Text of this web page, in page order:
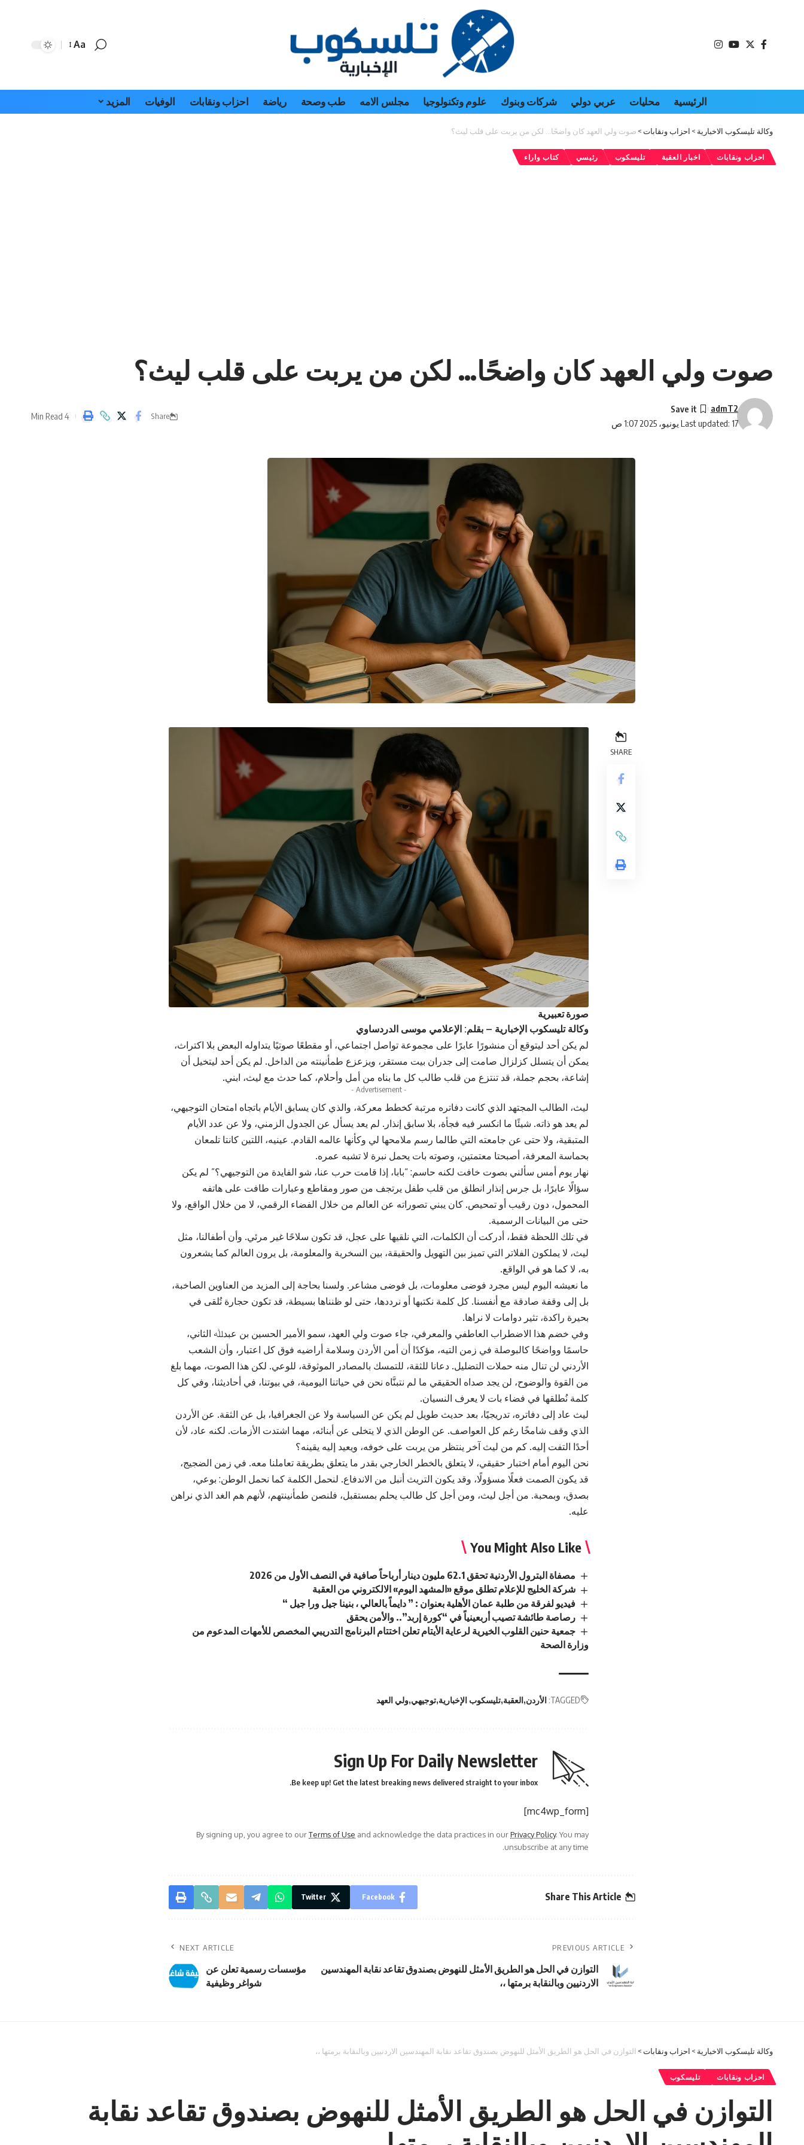
Font
Aa
الرئيسية محليات عربي دولي شركات وبنوك علوم وتكنولوجيا مجلس الامه طب وصحة رياضة احزاب ونقابات الوفيات المزيد
وكالة تليسكوب الاخبارية > احزاب ونقابات> صوت ولي العهد كان واضحًا… لكن من يربت على قلب ليث؟
احزاب ونقابات اخبار العقبة تليسكوب رئيسي كتاب واراء
صوت ولي العهد كان واضحًا… لكن من يربت على قلب ليث؟
Last updated: 17 يونيو، 2025 1:07 ص
admT2
Share
4 Min Read
SHARE
صورة تعبيرية
وكالة تليسكوب الإخبارية – بقلم: الإعلامي موسى الدردساوي
لم يكن أحد ليتوقع أن منشورًا عابرًا على مجموعة تواصل اجتماعي، أو مقطعًا صوتيًا يتداوله البعض بلا اكتراث،
يمكن أن يتسلل كزلزال صامت إلى جدران بيت مستقر، ويزعزع طمأنينته من الداخل. لم يكن أحد ليتخيل أن
إشاعة، بحجم جملة، قد تنتزع من قلب طالب كل ما بناه من أمل وأحلام، كما حدث مع ليث، ابني.
- Advertisement -
ليث، الطالب المجتهد الذي كانت دفاتره مرتبة كخطط معركة، والذي كان يسابق الأيام باتجاه امتحان التوجيهي،
لم يعد هو ذاته. شيئًا ما انكسر فيه فجأة، بلا سابق إنذار. لم يعد يسأل عن الجدول الزمني، ولا عن عدد الأيام
المتبقية، ولا حتى عن جامعته التي طالما رسم ملامحها لي وكأنها عالمه القادم. عينيه، اللتين كانتا تلمعان
بحماسة المعرفة، أصبحتا معتمتين، وصوته بات يحمل نبرة لا تشبه عمره.
نهار يوم أمس سألني بصوت خافت لكنه حاسم: “بابا، إذا قامت حرب عنا، شو الفايدة من التوجيهي؟” لم يكن
سؤالًا عابرًا، بل جرس إنذار انطلق من قلب طفل يرتجف من صور ومقاطع وعبارات طافت على هاتفه
المحمول، دون رقيب أو تمحيص. كان يبني تصوراته عن العالم من خلال الفضاء الرقمي، لا من خلال الواقع، ولا
حتى من البيانات الرسمية.
في تلك اللحظة فقط، أدركت أن الكلمات، التي نلقيها على عجل، قد تكون سلاحًا غير مرئي. وأن أطفالنا، مثل
ليث، لا يملكون الفلاتر التي تميز بين التهويل والحقيقة، بين السخرية والمعلومة، بل يرون العالم كما يشعرون
به، لا كما هو في الواقع.
ما نعيشه اليوم ليس مجرد فوضى معلومات، بل فوضى مشاعر. ولسنا بحاجة إلى المزيد من العناوين الصاخبة،
بل إلى وقفة صادقة مع أنفسنا. كل كلمة نكتبها أو نرددها، حتى لو ظنناها بسيطة، قد تكون حجارة تُلقى في
بحيرة راكدة، تثير دوامات لا نراها.
وفي خضم هذا الاضطراب العاطفي والمعرفي، جاء صوت ولي العهد، سمو الأمير الحسين بن عبدﷲ الثاني،
حاسمًا وواضحًا كالبوصلة في زمن التيه، مؤكدًا أن أمن الأردن وسلامة أراضيه فوق كل اعتبار، وأن الشعب
الأردني لن تنال منه حملات التضليل. دعانا للثقة، للتمسك بالمصادر الموثوقة، للوعي. لكن هذا الصوت، مهما بلغ
من القوة والوضوح، لن يجد صداه الحقيقي ما لم نتبنَّاه نحن في حياتنا اليومية، في بيوتنا، في أحاديثنا، وفي كل
كلمة نُطلقها في فضاء بات لا يعرف النسيان.
ليث عاد إلى دفاتره، تدريجيًا، بعد حديث طويل لم يكن عن السياسة ولا عن الجغرافيا، بل عن الثقة. عن الأردن
الذي وقف شامخًا رغم كل العواصف. عن الوطن الذي لا يتخلى عن أبنائه، مهما اشتدت الأزمات. لكنه عاد، لأن
أحدًا التفت إليه. كم من ليث آخر ينتظر من يربت على خوفه، ويعيد إليه يقينه؟
نحن اليوم أمام اختبار حقيقي، لا يتعلق بالخطر الخارجي بقدر ما يتعلق بطريقة تعاملنا معه. في زمن الضجيج،
قد يكون الصمت فعلًا مسؤولًا، وقد يكون التريث أنبل من الاندفاع. لنحمل الكلمة كما نحمل الوطن: بوعي،
بصدق، وبمحبة. من أجل ليث، ومن أجل كل طالب يحلم بمستقبل، فلنصن طمأنينتهم، لأنهم هم الغد الذي نراهن
عليه.
You Might Also Like
مصفاة البترول الأردنية تحقق 62.1 مليون دينار أرباحاً صافية في النصف الأول من 2026
شركة الخليج للإعلام تطلق موقع «المشهد اليوم» الالكتروني من العقبة
فيديو لفرقة من طلبة عمان الأهلية بعنوان : ” دايماً بالعالي ، بنينا جيل ورا جيل “
رصاصة طائشة تصيب أربعينياً في “كورة إربد”.. والأمن يحقق
جمعية حنين القلوب الخيرية لرعاية الأيتام تعلن اختتام البرنامج التدريبي المخصص للأمهات المدعوم من
وزارة الصحة
TAGGED: الأردن العقبة تليسكوب الإخبارية توجيهي ولي العهد
Sign Up For Daily Newsletter
Be keep up! Get the latest breaking news delivered straight to your inbox.
[mc4wp_form]
By signing up, you agree to ourTerms of Use and acknowledge the data practices in ourPrivacy Policy. You may
unsubscribe at any time.
Share This Article
Facebook
Twitter
PREVIOUS ARTICLE
التوازن في الحل هو الطريق الأمثل للنهوض بصندوق تقاعد نقابة المهندسين
الاردنيين وبالنقابة برمتها ،،
NEXT ARTICLE
مؤسسات رسمية تعلن عن
شواغر وظيفية
وكالة تليسكوب الاخبارية > احزاب ونقابات> التوازن في الحل هو الطريق الأمثل للنهوض بصندوق تقاعد نقابة المهندسين الاردنيين وبالنقابة برمتها ،،
احزاب ونقابات تليسكوب
التوازن في الحل هو الطريق الأمثل للنهوض بصندوق تقاعد نقابة